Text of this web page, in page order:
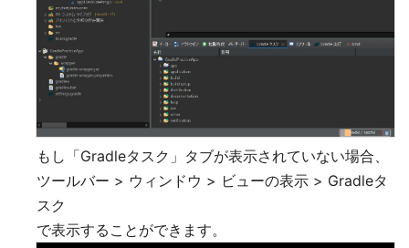
もし「Gradleタスク」タブが表示されていない場合、
ツールバー > ウィンドウ > ビューの表示 > Gradleタ
スク
で表示することができます。